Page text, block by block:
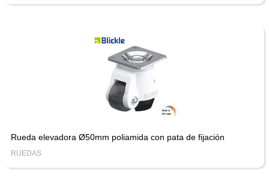
Rueda elevadora Ø50mm poliamida con pata de fijación
RUEDAS